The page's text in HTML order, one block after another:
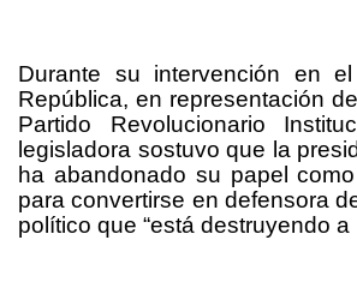
Durante su intervención en
República, en representación
Partido Revolucionario
legisladora sostuvo que la
ha abandonado su papel
para convertirse en defensora
político que “está destruyendo a